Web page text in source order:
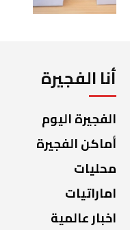
أنا الفجيرة
الفجيرة اليوم
أماكن الفجيرة
محليات
اماراتيات
اخبار عالمية